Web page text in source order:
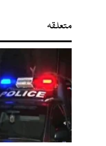
متعلقہ